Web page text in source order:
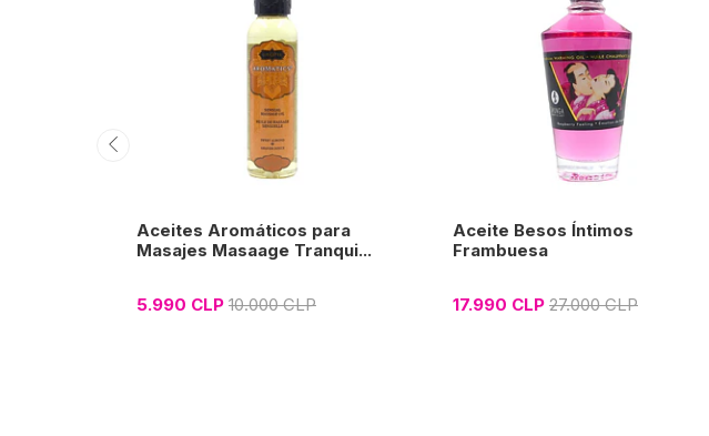
Aceites Aromáticos para
Masajes Masaage Tranqui...
5.990 CLP 10.000 CLP
Aceite Besos Íntimos
Frambuesa
17.990 CLP 27.000 CLP